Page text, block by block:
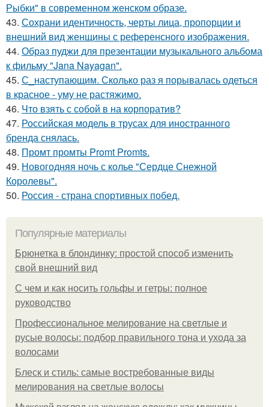
Рыбки" в современном женском образе.
43. Сохрани идентичность, черты лица, пропорции и
внешний вид женщины с референсного изображения.
44. Образ пуджи для презентации музыкального альбома
к фильму "Jana Nayagan".
45. С_наступающим. Сколько раз я порывалась одеться
в красное - уму не растяжимо.
46. Что взять с собой в на корпоратив?
47. Российская модель в трусах для иностранного
бренда снялась.
48. Промт промты Promt Promts.
49. Новогодняя ночь с колье "Сердце Снежной
Королевы".
50. Россия - страна спортивных побед.
Популярные материалы
Брюнетка в блондинку: простой способ изменить
свой внешний вид
С чем и как носить гольфы и гетры: полное
руководство
Профессиональное мелирование на светлые и
русые волосы: подбор правильного тона и ухода за
волосами
Блеск и стиль: самые востребованные виды
мелирования на светлые волосы